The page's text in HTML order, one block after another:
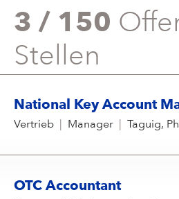
3 / 150
Stellen
National Key Account
Vertrieb Manager Taguig,
OTC Accountant